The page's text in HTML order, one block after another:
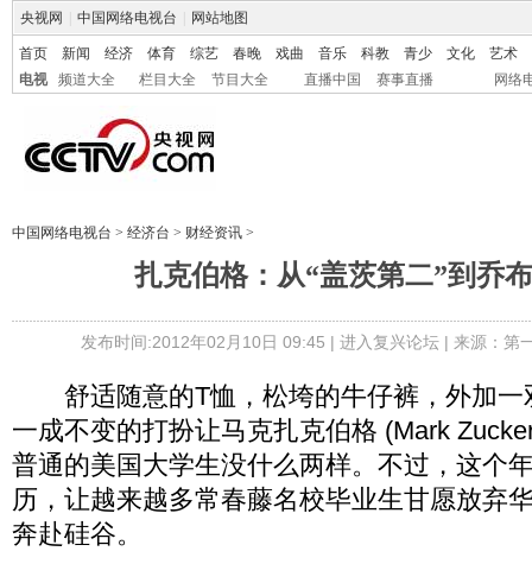
央视网 中国网络电视台 网站地图
首页 新闻 经济 体育 综艺 春晚 戏曲 音乐 科教 青少 文化
艺术
电视
频道大全 栏目大全 节目大全 直播中国 赛事直播 网络
中国网络电视台 > 经济台 > 财经资讯 >
扎克伯格：从“盖茨第二”到乔
发布时间:2012年02月10日 09:45 | 进入复兴论坛| 来源：第
舒适随意的T恤，松垮的牛仔裤，外加一
一成不变的打扮让马克扎克伯格 (Mark
普通的美国大学生没什么两样。不过，这个
历，让越来越多常春藤名校毕业生甘愿放弃
奔赴硅谷。